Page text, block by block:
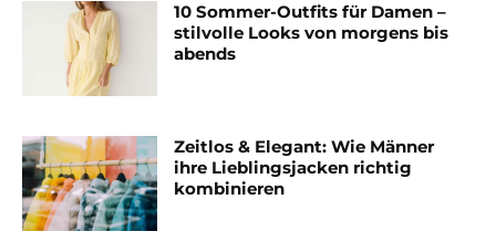
10 Sommer-Outfits für Damen –
stilvolle Looks von morgens bis
abends
Zeitlos & Elegant: Wie Männer
ihre Lieblingsjacken richtig
kombinieren